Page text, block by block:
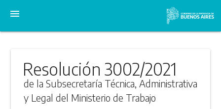
menu
Resolución 3002/2021
de la Subsecretaría Técnica, Administrativa
y Legal del Ministerio de Trabajo